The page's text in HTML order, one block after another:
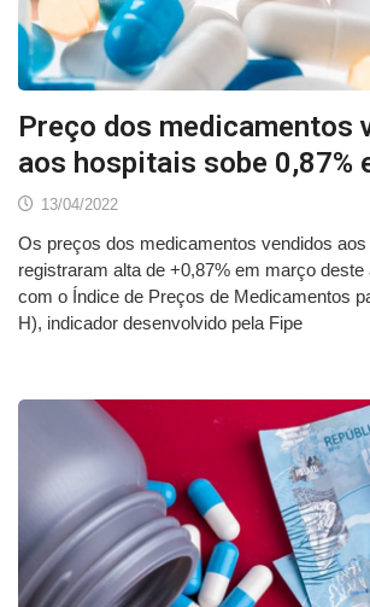
Preço dos medicamentos
aos hospitais sobe 0,87%
13/04/2022
Os preços dos medicamentos vendidos
registraram alta de +0,87% em março deste
com o Índice de Preços de Medicamentos
H), indicador desenvolvido pela Fipe